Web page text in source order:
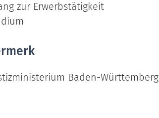
zur Erwerbstätigkeit
Baden-Württemberg